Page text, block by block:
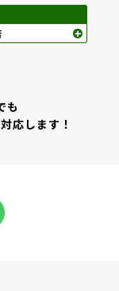
も
応します！